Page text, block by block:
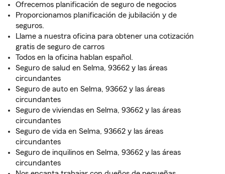
Ofrecemos planificación de seguro de negocios
Proporcionamos planificación de jubilación y de
seguros.
Llame a nuestra oficina para obtener una cotización
gratis de seguro de carros
Todos en la oficina hablan español.
Seguro de salud en Selma, 93662 y las áreas
circundantes
Seguro de auto en Selma, 93662 y las áreas
circundantes
Seguro de viviendas en Selma, 93662 y las áreas
circundantes
Seguro de vida en Selma, 93662 y las áreas
circundantes
Seguro de inquilinos en Selma, 93662 y las áreas
circundantes